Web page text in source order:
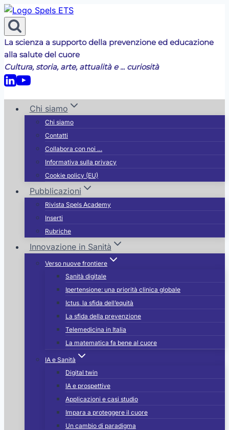
Salta
al
contenuto
La scienza a supporto della prevenzione ed educazione
alla salute del cuore
Cultura, storia, arte, attualità e ... curiosità
Chi siamo
Chi siamo
Contatti
Collabora con noi …
Informativa sulla privacy
Cookie policy (EU)
Pubblicazioni
Rivista Spels Academy
Inserti
Rubriche
Innovazione in Sanità
Verso nuove frontiere
Sanità digitale
Ipertensione: una priorità clinica globale
Ictus, la sfida dell’equità
La sfida della prevenzione
Telemedicina in Italia
La matematica fa bene al cuore
IA e Sanità
Digital twin
IA e prospettive
Applicazioni e casi studio
Impara a proteggere il cuore
Un cambio di paradigma